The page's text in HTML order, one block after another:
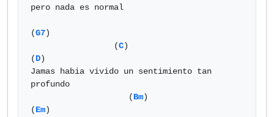
pero nada es normal
(G7)
                 (
C)
(D)
Jamas habia vivido un sentimiento tan
profundo
                    (
Bm)
(Em)